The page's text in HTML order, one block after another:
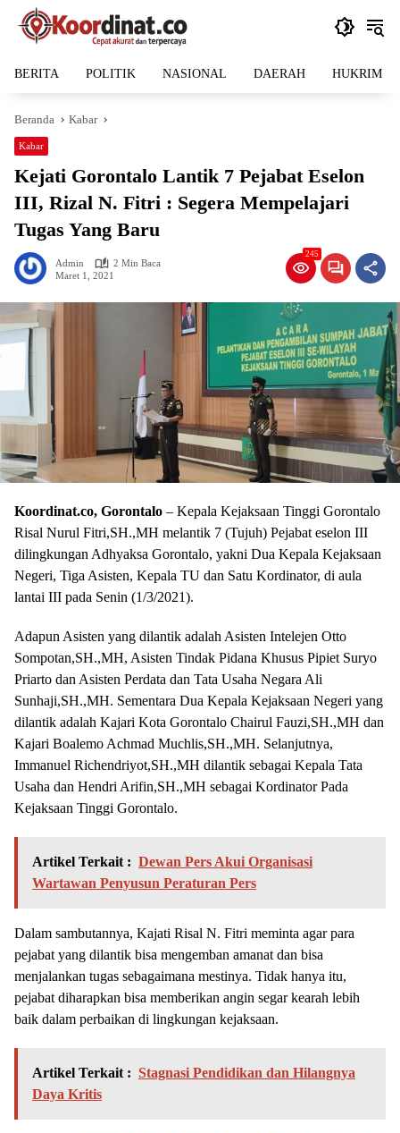
Langsung
BERITA POLITIK NASIONAL DAERAH HUKRIM
Beranda Kabar
Kabar
Kejati Gorontalo Lantik 7 Pejabat Eselon
III, Rizal N. Fitri : Segera Mempelajari
Tugas Yang Baru
Admin
2 Min Baca
Maret 1, 2021
245
Koordinat.co, Gorontalo – Kepala Kejaksaan Tinggi Gorontalo
Risal Nurul Fitri,SH.,MH melantik 7 (Tujuh) Pejabat eselon III
dilingkungan Adhyaksa Gorontalo, yakni Dua Kepala Kejaksaan
Negeri, Tiga Asisten, Kepala TU dan Satu Kordinator, di aula
lantai III pada Senin (1/3/2021).
Adapun Asisten yang dilantik adalah Asisten Intelejen Otto
Sompotan,SH.,MH, Asisten Tindak Pidana Khusus Pipiet Suryo
Priarto dan Asisten Perdata dan Tata Usaha Negara Ali
Sunhaji,SH.,MH. Sementara Dua Kepala Kejaksaan Negeri yang
dilantik adalah Kajari Kota Gorontalo Chairul Fauzi,SH.,MH dan
Kajari Boalemo Achmad Muchlis,SH.,MH. Selanjutnya,
Immanuel Richendriyot,SH.,MH dilantik sebagai Kepala Tata
Usaha dan Hendri Arifin,SH.,MH sebagai Kordinator Pada
Kejaksaan Tinggi Gorontalo.
Artikel Terkait : Dewan Pers Akui Organisasi
Wartawan Penyusun Peraturan Pers
Dalam sambutannya, Kajati Risal N. Fitri meminta agar para
pejabat yang dilantik bisa mengemban amanat dan bisa
menjalankan tugas sebagaimana mestinya. Tidak hanya itu,
pejabat diharapkan bisa memberikan angin segar kearah lebih
baik dalam perbaikan di lingkungan kejaksaan.
Artikel Terkait : Stagnasi Pendidikan dan Hilangnya
Daya Kritis